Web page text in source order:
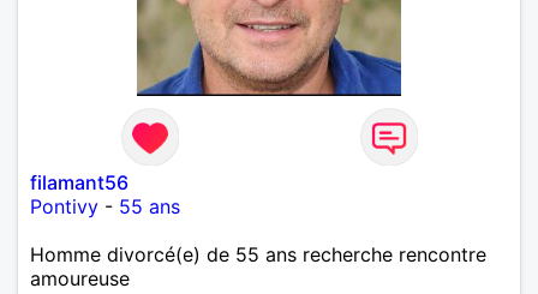
filamant56
Pontivy - 55 ans
Homme divorcé(e) de 55 ans recherche rencontre
amoureuse